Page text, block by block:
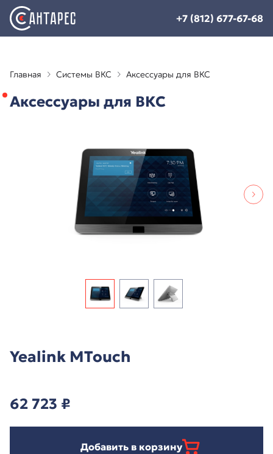
+7 (812) 677-67-68
Главная Системы ВКС Аксессуары для ВКС
Аксессуары для ВКС
Yealink MTouch
62 723 ₽
Добавить в корзину